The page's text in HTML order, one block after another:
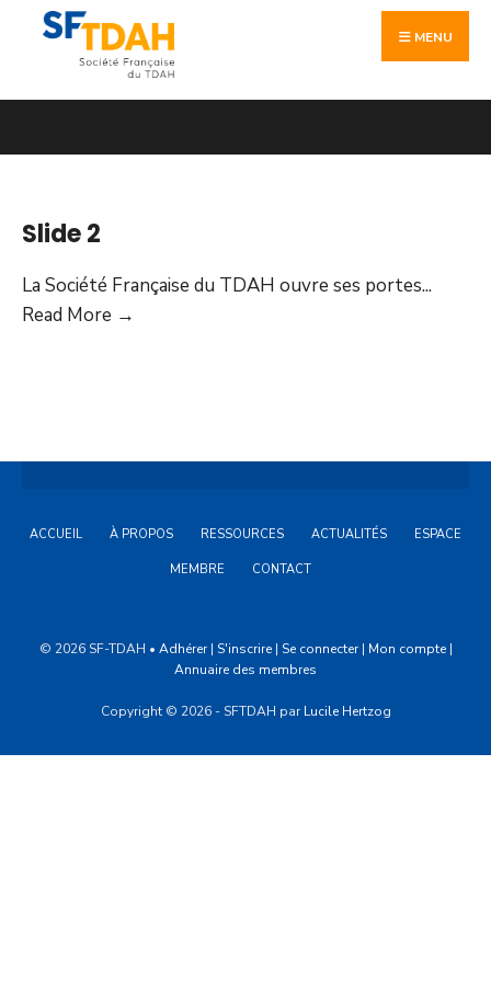
Skip
content
MENU
Slide 2
La Société Française du TDAH ouvre ses portes...
Read More →
ACCUEIL À PROPOS RESSOURCES ACTUALITÉS ESPACE
MEMBRE CONTACT
© 2026 SF-TDAH • Adhérer| S'inscrire| Se connecter| Mon compte|
Annuaire des membres
Copyright © 2026 - SFTDAH parLucile Hertzog
Search
for: